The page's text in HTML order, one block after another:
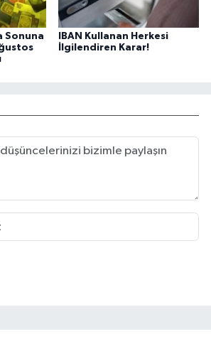
Sonuna
IBAN Kullanan Herkesi
İlgilendiren Karar!